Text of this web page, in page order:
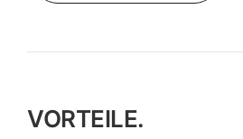
VORTEILE.